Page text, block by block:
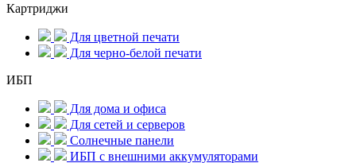
Картриджи
Для цветной печати
Для черно-белой печати
ИБП
Для дома и офиса
Для сетей и серверов
Солнечные панели
ИБП с внешними аккумуляторами